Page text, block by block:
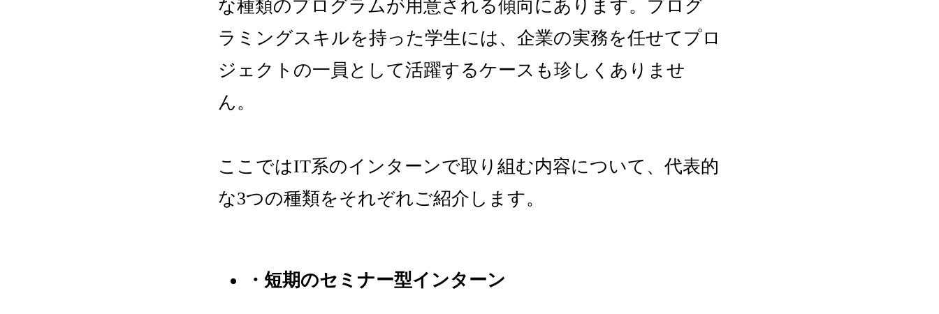
な種類のプログラムが用意される傾向にあります。プログ
ラミングスキルを持った学生には、企業の実務を任せてプロ
ジェクトの一員として活躍するケースも珍しくありませ
ん。
ここではIT系のインターンで取り組む内容について、代表的
な3つの種類をそれぞれご紹介します。
・短期のセミナー型インターン